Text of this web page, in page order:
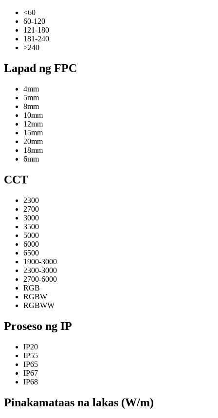
<60
60-120
121-180
181-240
>240
Lapad ng FPC
4mm
5mm
8mm
10mm
12mm
15mm
20mm
18mm
6mm
CCT
2300
2700
3000
3500
5000
6000
6500
1900-3000
2300-3000
2700-6000
RGB
RGBW
RGBWW
Proseso ng IP
IP20
IP55
IP65
IP67
IP68
Pinakamataas na lakas (W/m)